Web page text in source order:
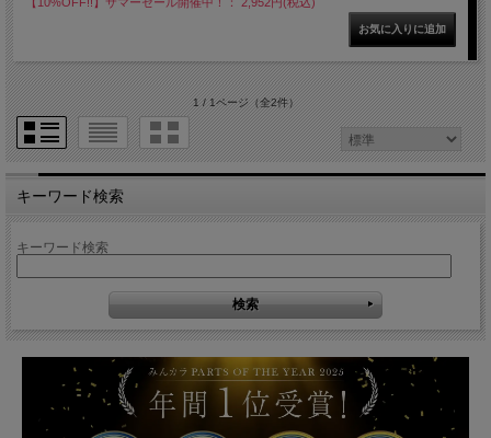
1 / 1ページ（全2件）
キーワード検索
キーワード検索